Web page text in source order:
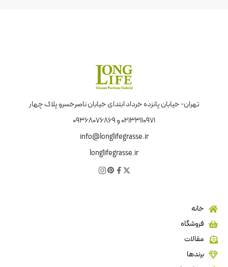
تهران- خیابان پانزده خرداد ابتدای خیابان ناصرخسرو پلاک چهار
02133110971 و 09368076869
info@longlifegrasse.ir
longlifegrasse.ir
خانه
فروشگاه
مقالات
برندها